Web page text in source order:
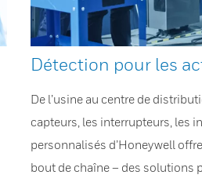
Détection pour les
De l’usine au centre de
capteurs, les interrupteurs, les
personnalisés d’Honeywell
bout de chaîne – des solutions